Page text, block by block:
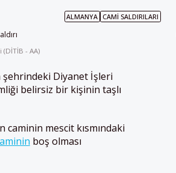
ALMANYA CAMI SALDIRILARI
- AA)
şehrindeki Diyanet İşleri
belirsiz bir kişinin taşlı
mescit kısmındaki
boş olması